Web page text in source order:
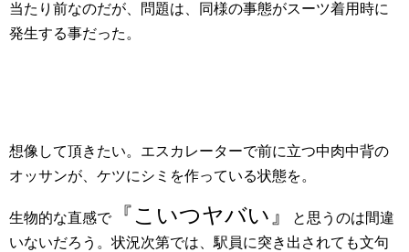
当たり前なのだが、問題は、同様の事態がスーツ着用時に
発生する事だった。
想像して頂きたい。エスカレーターで前に立つ中肉中背の
オッサンが、ケツにシミを作っている状態を。
生物的な直感で『こいつヤバい』
と思うのは間違
いないだろう。状況次第では、駅員に突き出されても文句